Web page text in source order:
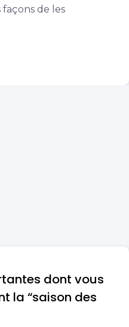
façons de les
dont vous
la “saison des